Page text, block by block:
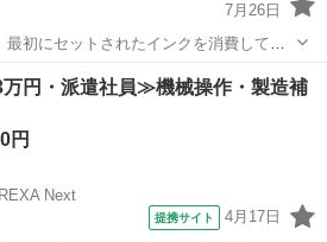
7月26日
初にセットされたインクを消費して、
1個消費したのみで美品です。 インク赤2
ます。 黒を購入されたら直ぐに使用出来
周辺機器
円・派遣社員≫機械操作・製造補
円
Next
提携サイト 4月17日